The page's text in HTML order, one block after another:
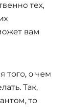
тех,
вам
того, о чем
Так,
то